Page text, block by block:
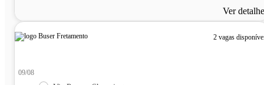
Ver
2 vagas
09/08